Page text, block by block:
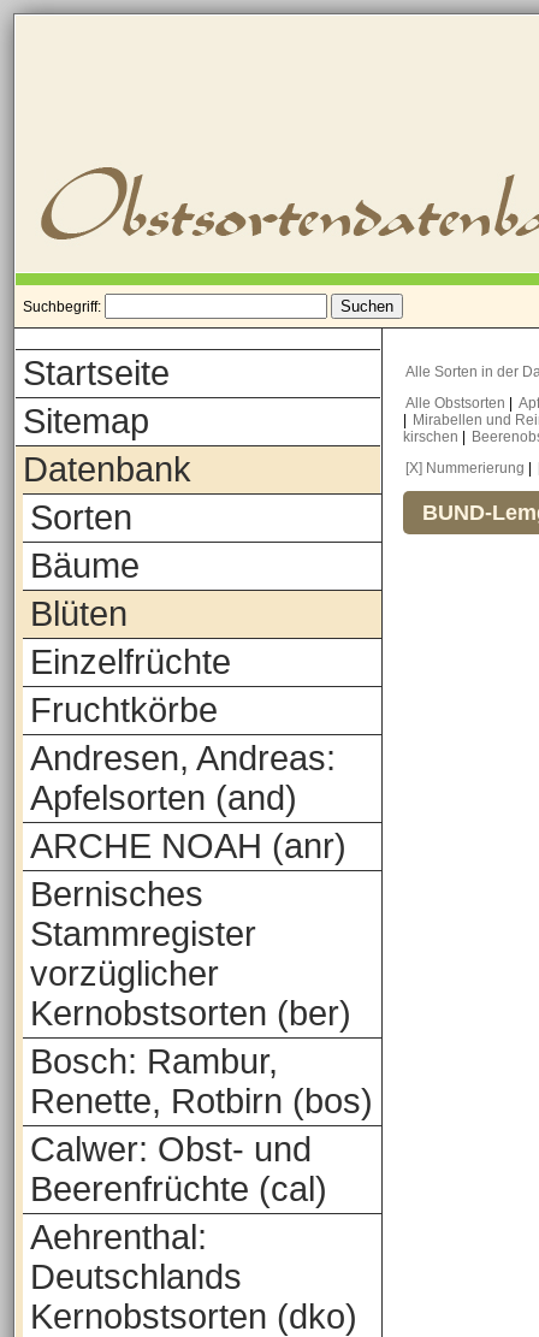
Suchbegriff:
Startseite
Sitemap
Datenbank
Sorten
Bäume
Blüten
Einzelfrüchte
Fruchtkörbe
Andresen, Andreas:
Apfelsorten (and)
ARCHE NOAH (anr)
Bernisches
Stammregister
vorzüglicher
Kernobstsorten (ber)
Bosch: Rambur,
Renette, Rotbirn (bos)
Calwer: Obst- und
Beerenfrüchte (cal)
Aehrenthal:
Deutschlands
Kernobstsorten (dko)
Alle Sorten in der
Alle Obstsorten
Mirabellen und
kirschen
[X] Nummerierung
BUND-